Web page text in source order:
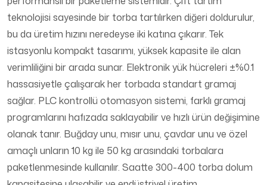
teknolojisi sayesinde bir torba tartılırken diğeri doldurulur,
bu da üretim hızını neredeyse iki katına çıkarır. Tek
istasyonlu kompakt tasarımı, yüksek kapasite ile alan
verimliliğini bir arada sunar. Elektronik yük hücreleri ±%0.1
hassasiyetle çalışarak her torbada standart gramaj
sağlar. PLC kontrollü otomasyon sistemi, farklı gramaj
programlarını hafızada saklayabilir ve hızlı ürün değişimine
olanak tanır. Buğday unu, mısır unu, çavdar unu ve özel
amaçlı unların 10 kg ile 50 kg arasındaki torbalara
paketlenmesinde kullanılır. Saatte 300-400 torba dolum